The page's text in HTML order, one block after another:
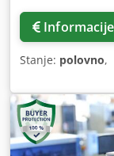
Stanje: polovno,